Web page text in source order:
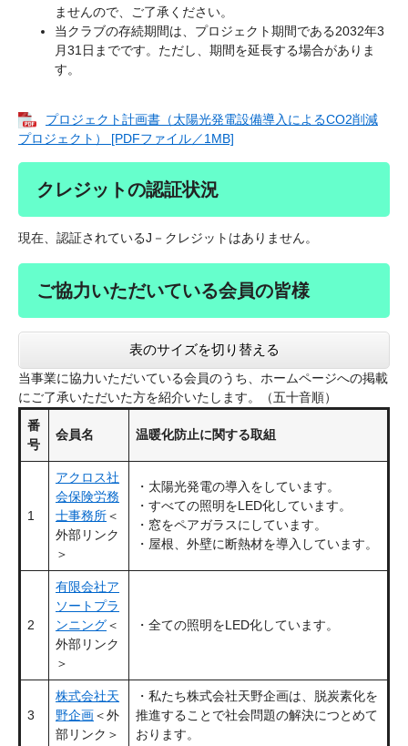
ませんので、ご了承ください。
当クラブの存続期間は、プロジェクト期間である2032年3
月31日までです。ただし、期間を延長する場合がありま
す。
プロジェクト計画書（太陽光発電設備導入によるCO2削減
プロジェクト） [PDFファイル／1MB]
クレジットの認証状況
現在、認証されているJ－クレジットはありません。
ご協力いただいている会員の皆様
表のサイズを切り替える
当事業に協力いただいている会員のうち、ホームページへの掲載
にご了承いただいた方を紹介いたします。（五十音順）
番
号
会員名 温暖化防止に関する取組
1
アクロス社
会保険労務
士事務所＜
外部リンク
＞
・太陽光発電の導入をしています。
・すべての照明をLED化しています。
・窓をペアガラスにしています。
・屋根、外壁に断熱材を導入しています。
2
有限会社ア
ソートプラ
ンニング＜
外部リンク
＞
・全ての照明をLED化しています。
3
株式会社天
野企画＜外
部リンク＞
・私たち株式会社天野企画は、脱炭素化を
推進することで社会問題の解決につとめて
おります。